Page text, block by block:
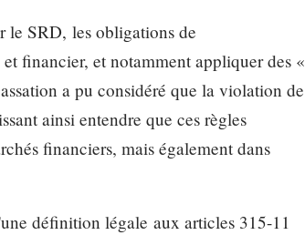
le SRD, les obligations de
financier, et notamment appliquer des «
a pu considéré que la violation de
ainsi entendre que ces règles
financiers, mais également dans
définition légale aux articles 315-11